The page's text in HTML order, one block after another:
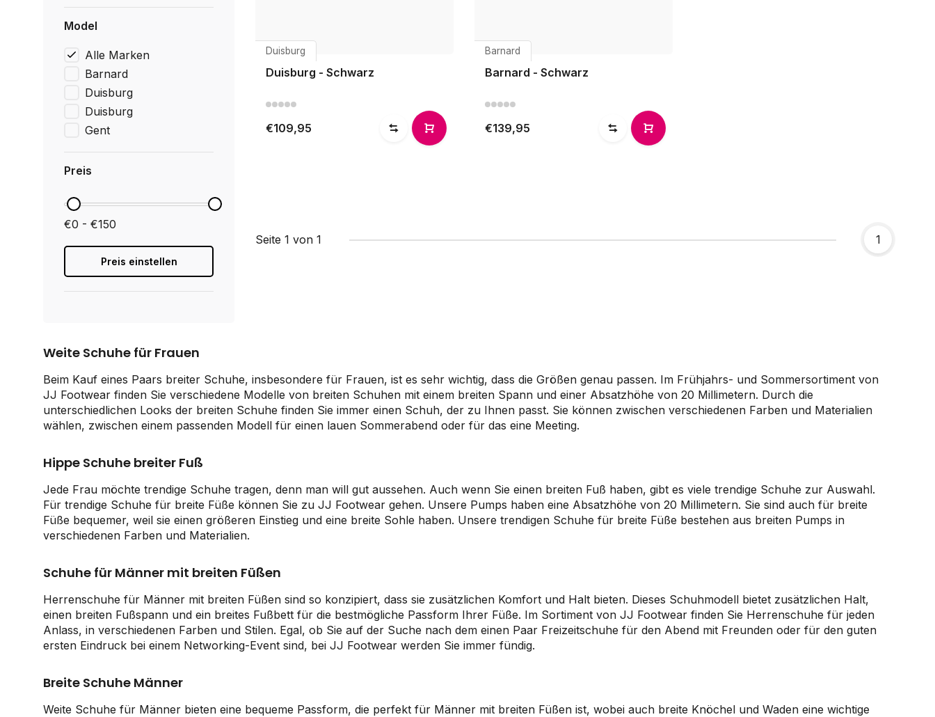
Model
Alle Marken
Barnard
Duisburg
Duisburg
Gent
Preis
€0 - €150
Preis einstellen
Duisburg
Duisburg - Schwarz
€109,95
Barnard
Barnard - Schwarz
€139,95
Seite 1 von 1 1
Weite Schuhe für Frauen
Beim Kauf eines Paars breiter Schuhe, insbesondere für Frauen, ist es sehr wichtig, dass die Größen genau passen. Im Frühjahrs- und Sommersortiment von
JJ Footwear finden Sie verschiedene Modelle von breiten Schuhen mit einem breiten Spann und einer Absatzhöhe von 20 Millimetern. Durch die
unterschiedlichen Looks der breiten Schuhe finden Sie immer einen Schuh, der zu Ihnen passt. Sie können zwischen verschiedenen Farben und Materialien
wählen, zwischen einem passenden Modell für einen lauen Sommerabend oder für das eine Meeting.
Hippe Schuhe breiter Fuß
Jede Frau möchte trendige Schuhe tragen, denn man will gut aussehen. Auch wenn Sie einen breiten Fuß haben, gibt es viele trendige Schuhe zur Auswahl.
Für trendige Schuhe für breite Füße können Sie zu JJ Footwear gehen. Unsere Pumps haben eine Absatzhöhe von 20 Millimetern. Sie sind auch für breite
Füße bequemer, weil sie einen größeren Einstieg und eine breite Sohle haben. Unsere trendigen Schuhe für breite Füße bestehen aus breiten Pumps in
verschiedenen Farben und Materialien.
Schuhe für Männer mit breiten Füßen
Herrenschuhe für Männer mit breiten Füßen sind so konzipiert, dass sie zusätzlichen Komfort und Halt bieten. Dieses Schuhmodell bietet zusätzlichen Halt,
einen breiten Fußspann und ein breites Fußbett für die bestmögliche Passform Ihrer Füße. Im Sortiment von JJ Footwear finden Sie Herrenschuhe für jeden
Anlass, in verschiedenen Farben und Stilen. Egal, ob Sie auf der Suche nach dem einen Paar Freizeitschuhe für den Abend mit Freunden oder für den guten
ersten Eindruck bei einem Networking-Event sind, bei JJ Footwear werden Sie immer fündig.
Breite Schuhe Männer
Weite Schuhe für Männer bieten eine bequeme Passform, die perfekt für Männer mit breiten Füßen ist, wobei auch breite Knöchel und Waden eine wichtige